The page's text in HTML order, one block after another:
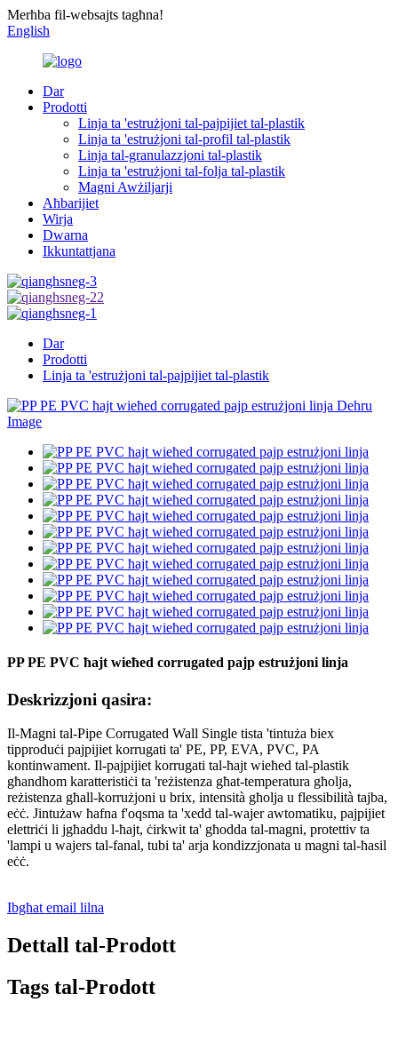
Merħba fil-websajts tagħna!
English
Dar
Prodotti
Linja ta 'estrużjoni tal-pajpijiet tal-plastik
Linja ta 'estrużjoni tal-profil tal-plastik
Linja tal-granulazzjoni tal-plastik
Linja ta 'estrużjoni tal-folja tal-plastik
Magni Awżiljarji
Aħbarijiet
Wirja
Dwarna
Ikkuntattjana
Dar
Prodotti
Linja ta 'estrużjoni tal-pajpijiet tal-plastik
PP PE PVC ħajt wieħed corrugated pajp estrużjoni linja
Deskrizzjoni qasira:
Il-Magni tal-Pipe Corrugated Wall Single tista 'tintuża biex
tipproduċi pajpijiet korrugati ta' PE, PP, EVA, PVC, PA
kontinwament. Il-pajpijiet korrugati tal-ħajt wieħed tal-plastik
għandhom karatteristiċi ta 'reżistenza għat-temperatura għolja,
reżistenza għall-korrużjoni u brix, intensità għolja u flessibilità tajba,
eċċ. Jintużaw ħafna f'oqsma ta 'xedd tal-wajer awtomatiku, pajpijiet
elettriċi li jgħaddu l-ħajt, ċirkwit ta' għodda tal-magni, protettiv ta
'lampi u wajers tal-fanal, tubi ta' arja kondizzjonata u magni tal-ħasil
eċċ.
Ibgħat email lilna
Dettall tal-Prodott
Tags tal-Prodott